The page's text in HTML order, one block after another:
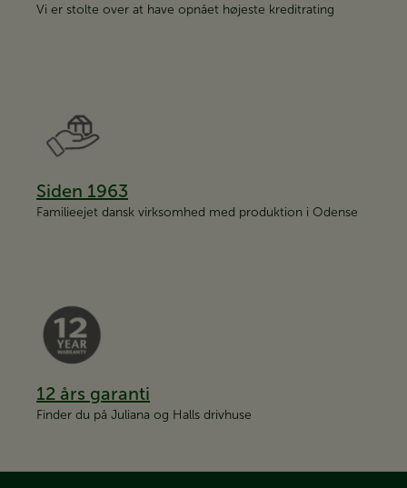
Vi er stolte over at have opnået højeste kreditrating
Siden 1963
Familieejet dansk virksomhed med produktion i Odense
12 års garanti
Finder du på Juliana og Halls drivhuse